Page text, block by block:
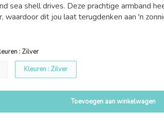
sea shell drives. Deze prachtige armband
waardoor dit jou laat terugdenken aan 'n
: Zilver
Kleuren : Zilver
Toevoegen aan winkelwagen